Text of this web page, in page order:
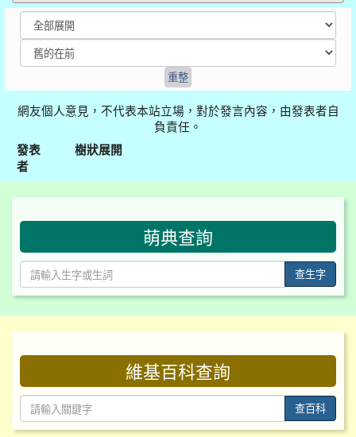
網友個人意見，不代表本站立場，對於發言內容，由發表者自
負責任。
發表
者
樹狀展開
萌典查詢
查生字
維基百科查詢
查百科